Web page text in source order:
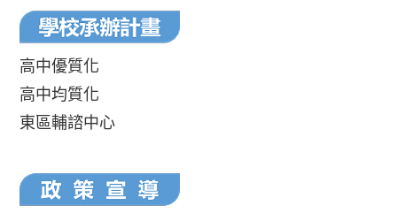
高中優質化
高中均質化
東區輔諮中心